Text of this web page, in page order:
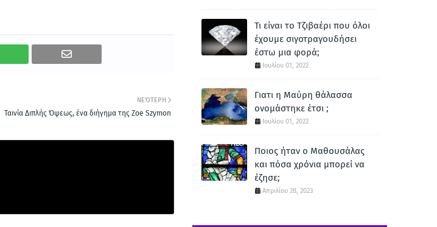
ΝΕΌΤΕΡΗ
Ταινία Διπλής Όψεως, ένα διήγημα της Zoe Szymon
Τι είναι το Τζιβαέρι που όλοι
έχουμε σιγοτραγουδήσει
έστω μια φορά;
Ιουλίου 01, 2022
Γιατι η Μαύρη θάλασσα
ονομάστηκε έτσι ;
Ιουλίου 01, 2022
Ποιος ήταν ο Μαθουσάλας
και πόσα χρόνια μπορεί να
έζησε;
Απριλίου 28, 2023